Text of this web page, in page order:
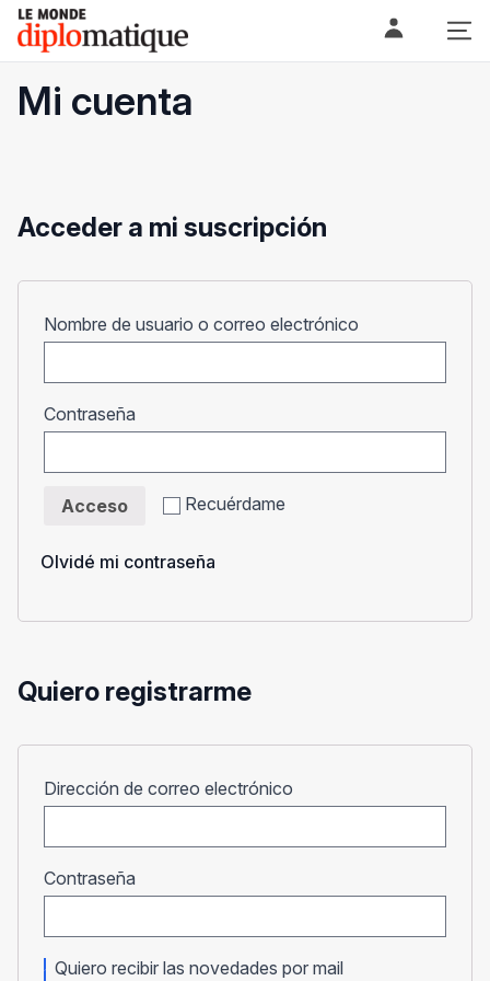
Skip
content
Le monde diplomatique
Mi cuenta
Acceder a mi suscripción
Nombre de usuario o correo electrónico
Contraseña
Recuérdame
Acceso
Olvidé mi contraseña
Quiero registrarme
Dirección de correo electrónico
Contraseña
Quiero recibir las novedades por mail